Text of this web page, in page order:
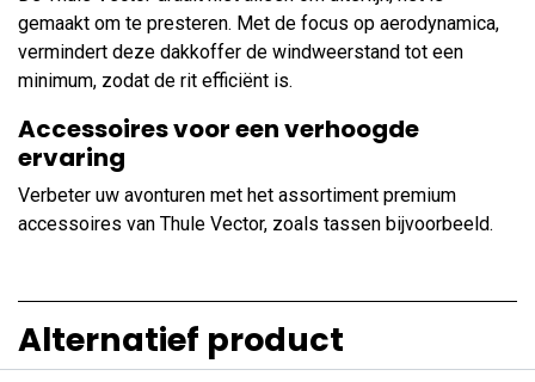
gemaakt om te presteren. Met de focus op aerodynamica,
vermindert deze dakkoffer de windweerstand tot een
minimum, zodat de rit efficiënt is.
Accessoires voor een verhoogde
ervaring
Verbeter uw avonturen met het assortiment premium
accessoires van Thule Vector, zoals tassen bijvoorbeeld.
Alternatief product